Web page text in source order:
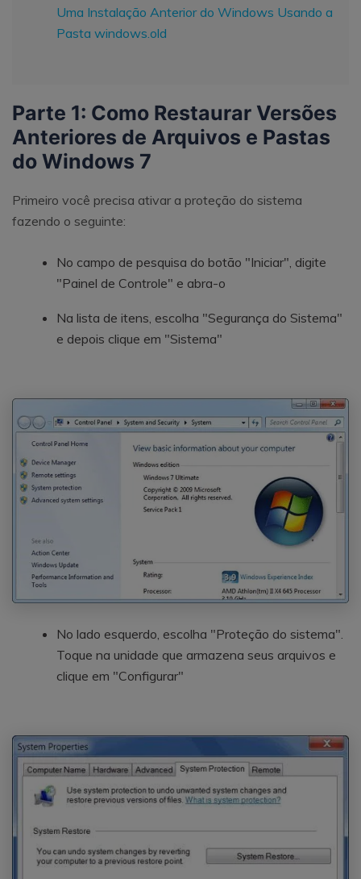
Uma Instalação Anterior do Windows Usando a
Pasta windows.old
Parte 1: Como Restaurar Versões
Anteriores de Arquivos e Pastas
do Windows 7
Primeiro você precisa ativar a proteção do sistema
fazendo o seguinte:
No campo de pesquisa do botão "Iniciar", digite
"Painel de Controle" e abra-o
Na lista de itens, escolha "Segurança do Sistema"
e depois clique em "Sistema"
No lado esquerdo, escolha "Proteção do sistema".
Toque na unidade que armazena seus arquivos e
clique em "Configurar"